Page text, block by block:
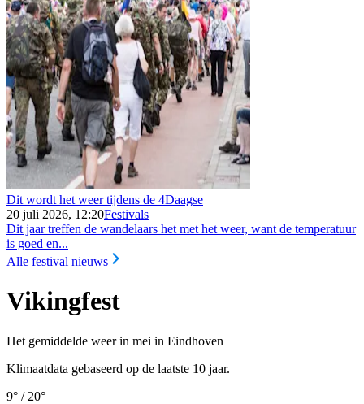
Dit wordt het weer tijdens de 4Daagse
20 juli 2026, 12:20Festivals
Dit jaar treffen de wandelaars het met het weer, want de temperatuur
is goed en...
Alle festival nieuws
Vikingfest
Het gemiddelde weer in mei in Eindhoven
Klimaatdata gebaseerd op de laatste 10 jaar.
9° / 20°